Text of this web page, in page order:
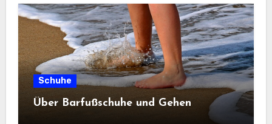
Schuhe
Über Barfußschuhe und Gehen